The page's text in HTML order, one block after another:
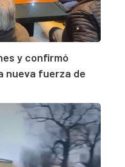
y confirmó
nueva fuerza de